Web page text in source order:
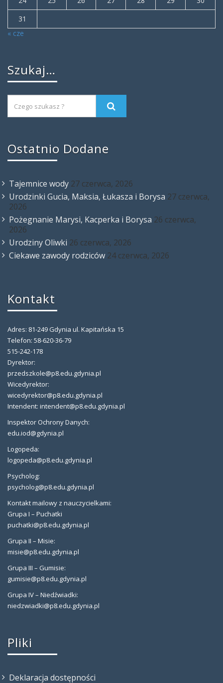
31
« cze
Szukaj…
Ostatnio Dodane
Tajemnice wody 27 czerwca, 2026
Urodzinki Gucia, Maksia, Łukasza i Borysa 27 czerwca,
2026
Pożegnanie Marysi, Kacperka i Borysa 26 czerwca,
2026
Urodziny Oliwki 26 czerwca, 2026
Ciekawe zawody rodziców 24 czerwca, 2026
Kontakt
Adres: 81-249 Gdynia ul. Kapitańska 15
Telefon: 58-620-36-79
515-242-178
Dyrektor:
przedszkole@p8.edu.gdynia.pl
Wicedyrektor:
wicedyrektor@p8.edu.gdynia.pl
Intendent: intendent@p8.edu.gdynia.pl
Inspektor Ochrony Danych:
edu.iod@gdynia.pl
Logopeda:
logopeda@p8.edu.gdynia.pl
Psycholog:
psycholog@p8.edu.gdynia.pl
Kontakt mailowy z nauczycielkami:
Grupa I – Puchatki
puchatki@p8.edu.gdynia.pl
Grupa II – Misie:
misie@p8.edu.gdynia.pl
Grupa III – Gumisie:
gumisie@p8.edu.gdynia.pl
Grupa IV – Niedźwiadki:
niedzwiadki@p8.edu.gdynia.pl
Pliki
Deklaracja dostępności